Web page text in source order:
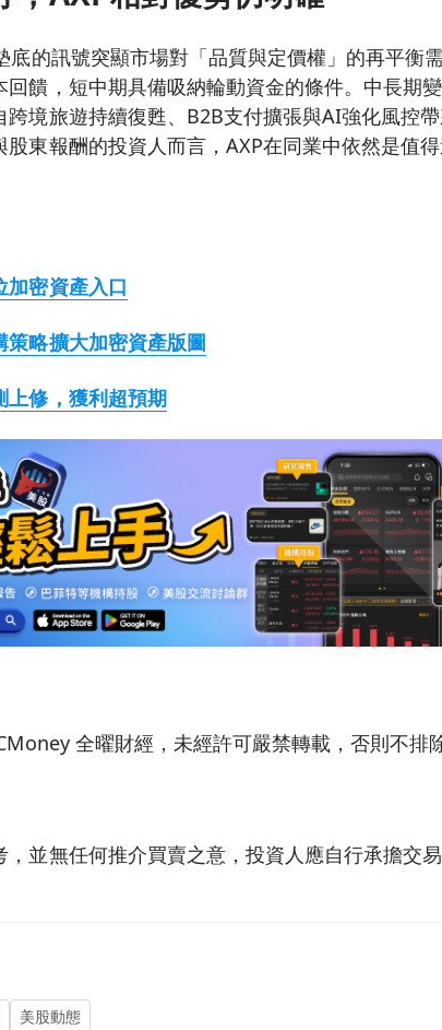
底的訊號突顯市場對「品質與定價權」的再平衡
饋，短中期具備吸納輪動資金的條件。中長期
境旅遊持續復甦、B2B支付擴張與AI強化風控
東報酬的投資人而言，AXP在同業中依然是值
加密資產入口
策略擴大加密資產版圖
上修，獲利超預期
全曜財經，未經許可嚴禁轉載，否則不排
並無任何推介買賣之意，投資人應自行承擔交易
美股動態